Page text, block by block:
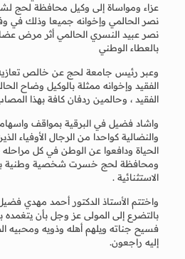
عزاء ومواساة إلى وكيل محافظة لحج
نصر الحالمي وإخوانه جميعا وذلك في
نصر عبيد النسري الحالمي أثر مرض
بالعطاء الوطني
وعبر رئيس جامعة لحج عن خالص
الفقيد وإخوانه ممثلة بالوكيل وضاح
الفقيد ، وحالمين ردفان كافة بهذا
واشاد فضيل في البرقية بمواقف
والنضالية كواحدا من الرجال الأوفياء
الحياة ودافعوا عن الوطن في كل مراحله
ومحافظة لحج خسرت شخصية وطنية
الاستثنائية .
واختتم الأستاذ الدكتور أحمد مهدي
بالتضرع إلى المولى عز وجل بأن
فسيح جناته ويلهم أهله وذويه ومحبيه
إليه راجعون.